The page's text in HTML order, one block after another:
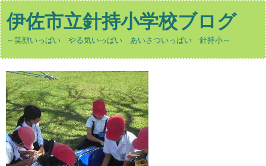
伊佐市立針持小学校ブログ
～笑顔いっぱい やる気いっぱい あいさついっぱい 針持小～